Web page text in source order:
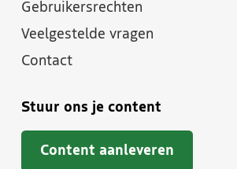
Gebruikersrechten
Veelgestelde vragen
Contact
Stuur ons je content
Content aanleveren